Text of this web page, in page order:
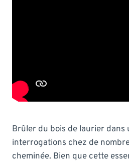
Brûler du bois de laurier dans
interrogations chez de
cheminée. Bien que cette